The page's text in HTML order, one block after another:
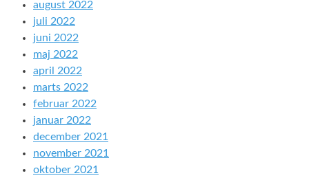
august 2022
juli 2022
juni 2022
maj 2022
april 2022
marts 2022
februar 2022
januar 2022
december 2021
november 2021
oktober 2021